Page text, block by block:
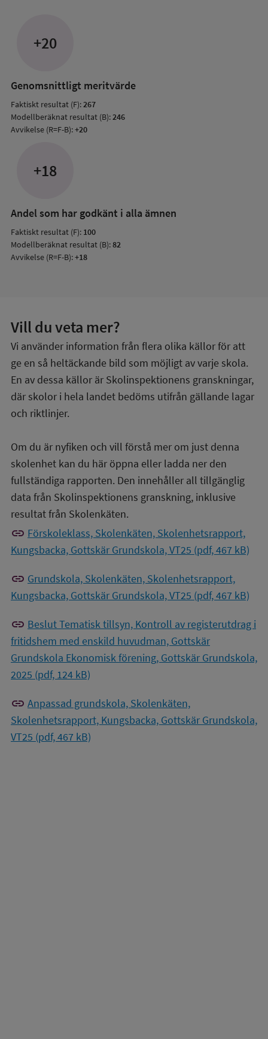
+20
Genomsnittligt meritvärde
Faktiskt resultat (F):267
Modellberäknat resultat (B):246
Avvikelse (R=F-B):+20
+18
Andel som har godkänt i alla ämnen
Faktiskt resultat (F): 100
Modellberäknat resultat (B):82
Avvikelse (R=F-B):+18
Vill du veta mer?
Vi använder information från flera olika källor för att
ge en så heltäckande bild som möjligt av varje skola.
En av dessa källor är Skolinspektionens granskningar,
där skolor i hela landet bedöms utifrån gällande lagar
och riktlinjer.
Om du är nyfiken och vill förstå mer om just denna
skolenhet kan du här öppna eller ladda ner den
fullständiga rapporten. Den innehåller all tillgänglig
data från Skolinspektionens granskning, inklusive
resultat från Skolenkäten.
link Förskoleklass, Skolenkäten, Skolenhetsrapport,
Kungsbacka, Gottskär Grundskola, VT25 (pdf, 467 kB)
link Grundskola, Skolenkäten, Skolenhetsrapport,
Kungsbacka, Gottskär Grundskola, VT25 (pdf, 467 kB)
link Beslut Tematisk tillsyn, Kontroll av registerutdrag i
fritidshem med enskild huvudman, Gottskär
Grundskola Ekonomisk förening, Gottskär Grundskola,
2025 (pdf, 124 kB)
link Anpassad grundskola, Skolenkäten,
Skolenhetsrapport, Kungsbacka, Gottskär Grundskola,
VT25 (pdf, 467 kB)